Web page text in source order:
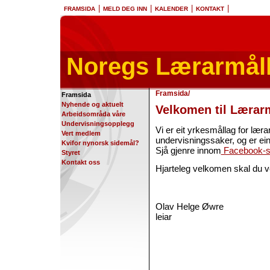
FRAMSIDA MELD DEG INN KALENDER KONTAKT
Noregs
Framsida
Nyhende og aktuelt
Arbeidsområda våre
Undervisningsopplegg
Vert medlem
Kvifor nynorsk sidemål?
Styret
Kontakt oss
Framsida/
Velkomen til
Vi er eit yrkesmållag for
undervisningssaker, og er
Sjå gjenre innom Facebook-
Hjarteleg velkomen skal du
Olav Helge Øwre
leiar